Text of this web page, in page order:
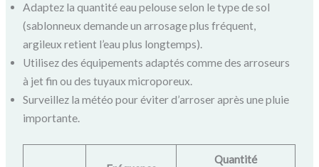
Adaptez la quantité eau pelouse selon le type de sol
(sablonneux demande un arrosage plus fréquent,
argileux retient l’eau plus longtemps).
Utilisez des équipements adaptés comme des arroseurs
à jet fin ou des tuyaux microporeux.
Surveillez la météo pour éviter d’arroser après une pluie
importante.
Quantité